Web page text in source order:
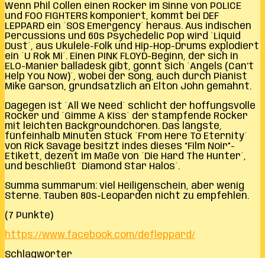
Wenn Phil Collen einen Rocker im Sinne von POLICE
und FOO FIGHTERS komponiert, kommt bei DEF
LEPPARD ein ´SOS Emergency´ heraus. Aus indischen
Percussions und 60s Psychedelic Pop wird ´Liquid
Dust´, aus Ukulele-Folk und Hip-Hop-Drums explodiert
ein ´U Rok Mi´. Einen PINK FLOYD-Beginn, der sich in
ELO-Manier balladesk gibt, gönnt sich ´Angels (Can’t
Help You Now)´, wobei der Song, auch durch Pianist
Mike Garson, grundsätzlich an Elton John gemahnt.
Dagegen ist ´All We Need´ schlicht der hoffungsvolle
Rocker und ´Gimme A Kiss´ der stampfende Rocker
mit leichten Backgroundchören. Das längste,
fünfeinhalb Minuten Stück ´From Here To Eternity´
von Rick Savage besitzt indes dieses “Film Noir”-
Etikett, dezent im Maße von ´Die Hard The Hunter´,
und beschließt ´Diamond Star Halos´.
Summa summarum: viel Heiligenschein, aber wenig
Sterne. Tauben 80s-Leoparden nicht zu empfehlen.
(7 Punkte)
https://www.facebook.com/defleppard/
Schlagwörter